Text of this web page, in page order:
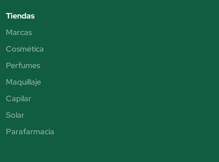
Tiendas
Marcas
Cosmética
Perfumes
Maquillaje
Capilar
Solar
Parafarmacia